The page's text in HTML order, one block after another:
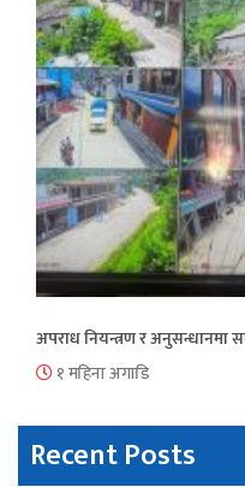
अपराध नियन्त्रण र अनुसन्धानमा
१ महिना अगाडि
Recent Posts